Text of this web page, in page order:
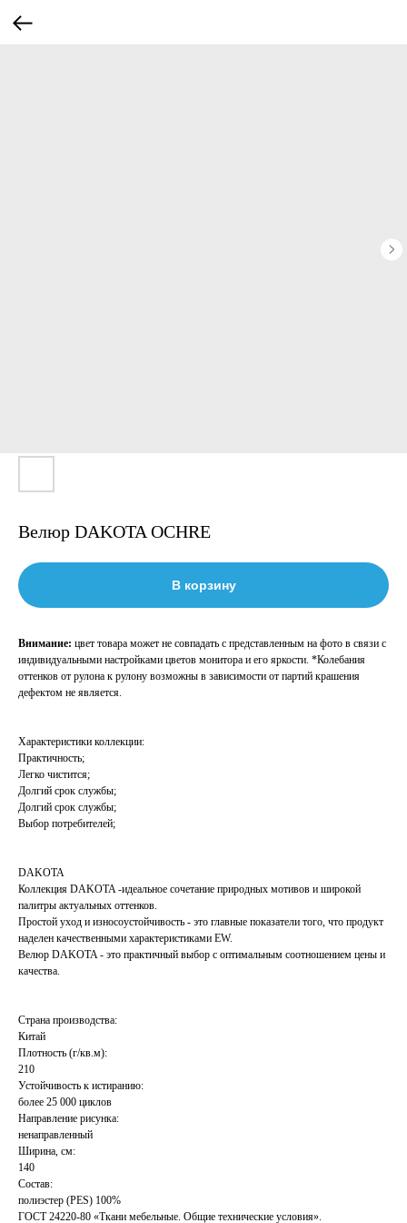
Велюр DAKOTA OCHRE
В корзину
Внимание: цвет товара может не совпадать с представленным на фото в связи с
индивидуальными настройками цветов монитора и его яркости. *Колебания
оттенков от рулона к рулону возможны в зависимости от партий крашения
дефектом не является.
Характеристики коллекции:
Практичность;
Легко чистится;
Долгий срок службы;
Долгий срок службы;
Выбор потребителей;
DAKOTA
Коллекция DAKOTA -идеальное сочетание природных мотивов и широкой
палитры актуальных оттенков.
Простой уход и износоустойчивость - это главные показатели того, что продукт
наделен качественными характеристиками EW.
Велюр DAKOTA - это практичный выбор с оптимальным соотношением цены и
качества.
Страна производства:
Китай
Плотность (г/кв.м):
210
Устойчивость к истиранию:
более 25 000 циклов
Направление рисунка:
ненаправленный
Ширина, см:
140
Состав:
полиэстер (PES) 100%
ГОСТ 24220-80 «Ткани мебельные. Общие технические условия».